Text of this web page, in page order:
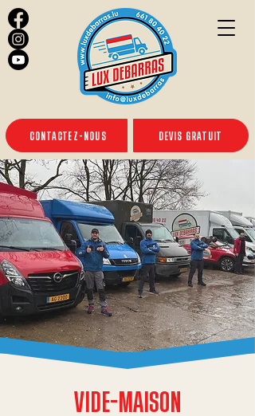
CONTACTEZ-NOUS DEVIS GRATUIT
VIDE-MAISON